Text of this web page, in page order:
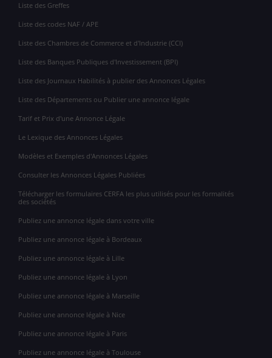
Liste des Greffes
Liste des codes NAF / APE
Liste des Chambres de Commerce et d'Industrie (CCI)
Liste des Banques Publiques d'Investissement (BPI)
Liste des Journaux Habilités à publier des Annonces Légales
Liste des Départements ou Publier une annonce légale
Tarif et Prix d'une Annonce Légale
Le Lexique des Annonces Légales
Modèles et Exemples d'Annonces Légales
Consulter les Annonces Légales Publiées
Télécharger les formulaires CERFA les plus utilisés pour les formalités
des sociétés
Publiez une annonce légale dans votre ville
Publiez une annonce légale à Bordeaux
Publiez une annonce légale à Lille
Publiez une annonce légale à Lyon
Publiez une annonce légale à Marseille
Publiez une annonce légale à Nice
Publiez une annonce légale à Paris
Publiez une annonce légale à Toulouse